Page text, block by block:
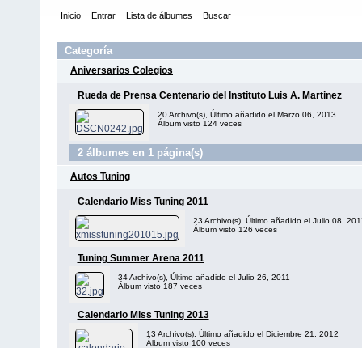
Inicio Entrar Lista de álbumes Buscar
Categoría
Aniversarios Colegios
Rueda de Prensa Centenario del Instituto Luis A. Martinez
20 Archivo(s), Último añadido el Marzo 06, 2013
Álbum visto 124 veces
2 álbumes en 1 página(s)
Autos Tuning
Calendario Miss Tuning 2011
23 Archivo(s), Último añadido el Julio 08,
Álbum visto 126 veces
Tuning Summer Arena 2011
34 Archivo(s), Último añadido el Julio 26, 2011
Álbum visto 187 veces
Calendario Miss Tuning 2013
13 Archivo(s), Último añadido el Diciembre 21, 2012
Álbum visto 100 veces